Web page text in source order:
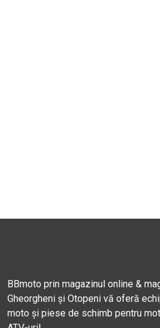
BBmoto prin magazinul online &
Gheorgheni și Otopeni vă oferă
moto și piese de schimb pentru